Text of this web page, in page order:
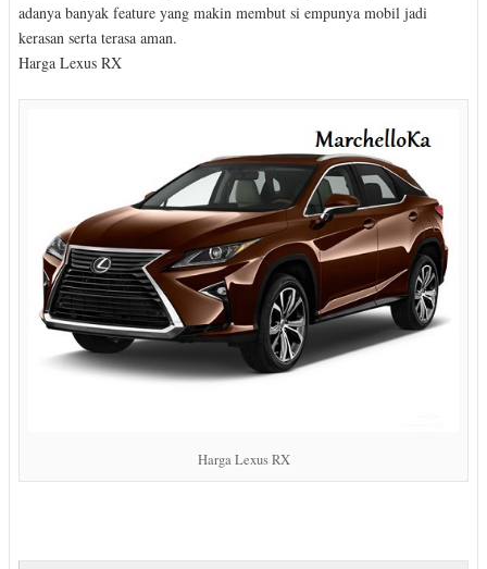
adanya banyak feature yang makin membut si empunya mobil jadi
kerasan serta terasa aman.
Harga Lexus RX
Harga Lexus RX